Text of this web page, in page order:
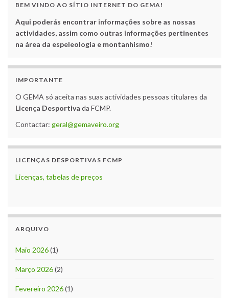
BEM VINDO AO SÍTIO INTERNET DO GEMA!
Aqui poderás encontrar informações sobre as nossas
actividades, assim como outras informações pertinentes
na área da espeleologia e montanhismo!
IMPORTANTE
O GEMA só aceita nas suas actividades pessoas titulares da
Licença Desportiva da FCMP.
Contactar: geral@gemaveiro.org
LICENÇAS DESPORTIVAS FCMP
Licenças, tabelas de preços
ARQUIVO
Maio 2026(1)
Março 2026(2)
Fevereiro 2026(1)